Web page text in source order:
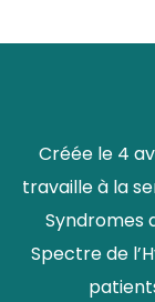
Créée le 4
travaille à la
Syndromes
Spectre de